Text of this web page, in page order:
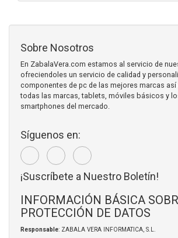
Sobre Nosotros
En ZabalaVera.com estamos al servicio de
ofreciendoles un servicio de calidad y
componentes de pc de las mejores marcas
todas las marcas, tablets, móviles básicos y
smartphones del mercado.
Síguenos en:
¡Suscríbete a Nuestro Boletín!
INFORMACIÓN BÁSICA
PROTECCIÓN DE DATOS
Responsable: ZABALA VERA INFORMATICA, S.L.